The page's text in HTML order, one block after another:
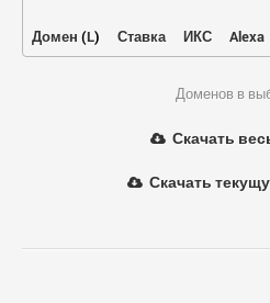
Домен (L) Ставка ИКС Alexa
Доменов в
Скачать
Скачать